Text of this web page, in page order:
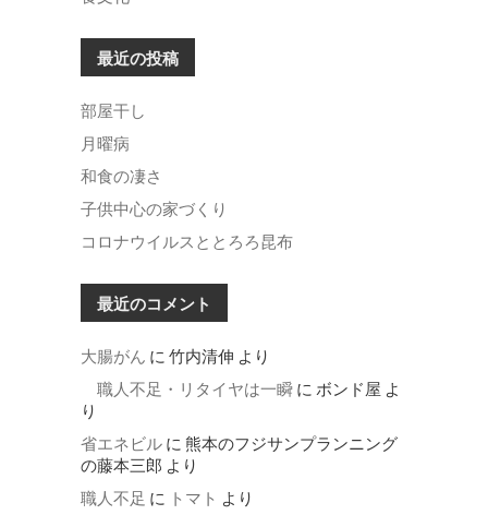
最近の投稿
部屋干し
月曜病
和食の凄さ
子供中心の家づくり
コロナウイルスととろろ昆布
最近のコメント
大腸がん に 竹内清伸 より
職人不足・リタイヤは一瞬に ボンド屋 よ
り
省エネビルに 熊本のフジサンプランニング
の藤本三郎 より
職人不足 に トマト より